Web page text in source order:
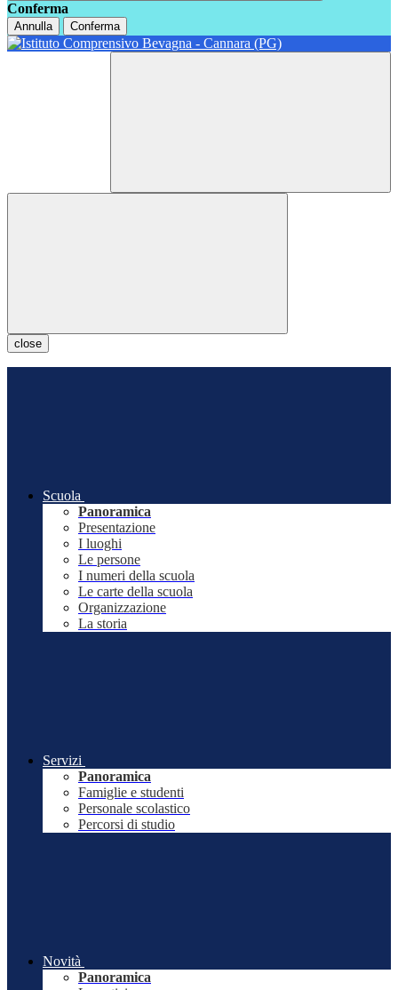
Conferma
Annulla Conferma
close
Scuola
Panoramica
Presentazione
I luoghi
Le persone
I numeri della scuola
Le carte della scuola
Organizzazione
La storia
Servizi
Panoramica
Famiglie e studenti
Personale scolastico
Percorsi di studio
Novità
Panoramica